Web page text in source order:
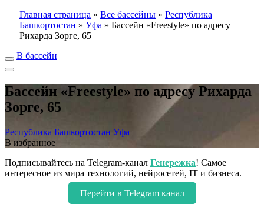
Главная страница » Все бассейны » Республика
Башкортостан » Уфа » Бассейн «Freestyle» по адресу
Рихарда Зорге, 65
В бассейн
Бассейн «Freestyle» по адресу Рихарда
Зорге, 65
Республика Башкортостан Уфа
В избранное
Подписывайтесь на Telegram-канал Генережка! Самое
интересное из мира технологий, нейросетей, IT и бизнеса.
Перейти в Telegram канал